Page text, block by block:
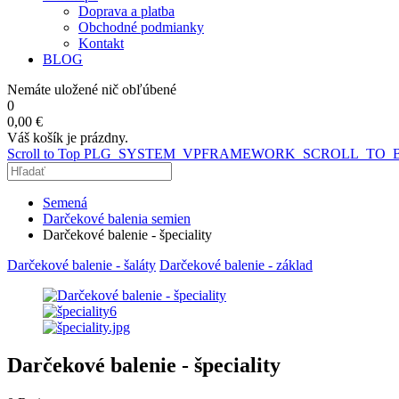
Doprava a platba
Obchodné podmianky
Kontakt
BLOG
Nemáte uložené nič obľúbené
0
0,00 €
Váš košík je prázdny.
Scroll to Top
Semená
Darčekové balenia semien
Darčekové balenie - špeciality
Darčekové balenie - šaláty Darčekové balenie - základ
Darčekové balenie - špeciality